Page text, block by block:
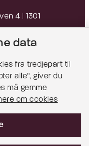
4 | 1301
data
fra tredjepart til
alle'', giver du
må gemme
om cookies